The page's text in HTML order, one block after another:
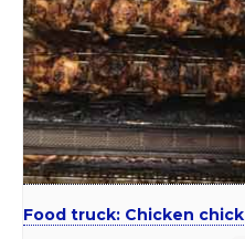
Food truck: Chicken chick